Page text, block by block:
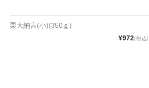
その他
栗大納言(小)(350ｇ)
¥972(税込)